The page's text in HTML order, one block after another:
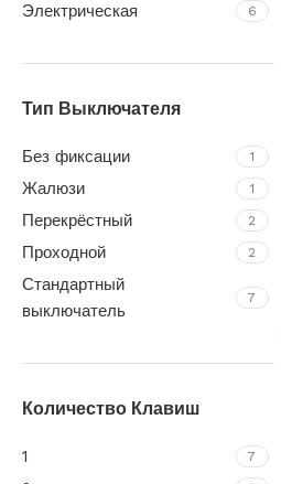
Электрическая 6
Тип Выключателя
Без фиксации 1
Жалюзи 1
Перекрёстный 2
Проходной 2
Стандартный
выключатель
7
Количество Клавиш
1 7